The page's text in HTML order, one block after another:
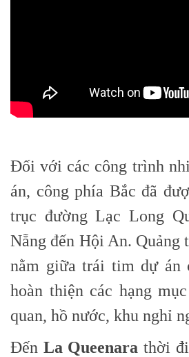
Đối với các công trình
án, công phía Bắc đã
trục đường Lạc Long
Nẵng đến Hội An. Quảng
nằm giữa trái tim dự án
hoàn thiện các hạng
quan, hồ nước, khu nghỉ
Đến La Queenara thời